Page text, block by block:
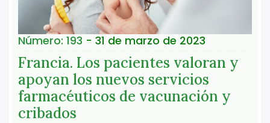
Número: 193 - 31 de marzo de 2023
Francia. Los pacientes valoran y
apoyan los nuevos servicios
farmacéuticos de vacunación y
cribados